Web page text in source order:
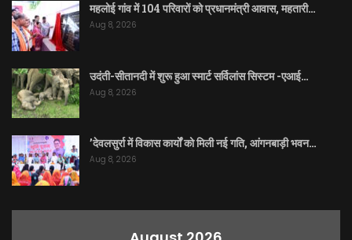
महलोई गांव में 104 परिवारों को प्रधानमंत्री आवास, महतारी…
Aug 8, 2026
उदंती-सीतानदी में शुरू हुआ स्मार्ट सर्विलांस सिस्टम -एआई…
Aug 8, 2026
’देवलसुर्रा में विकास कार्यों को मिली नई गति, आंगनबाड़ी भवन…
Aug 8, 2026